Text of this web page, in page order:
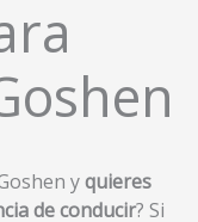
yquieres
de conducir? Si